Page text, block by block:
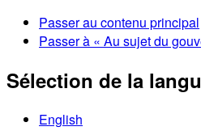
Passer au contenu principal
Passer à « Au sujet du
Sélection de la
English